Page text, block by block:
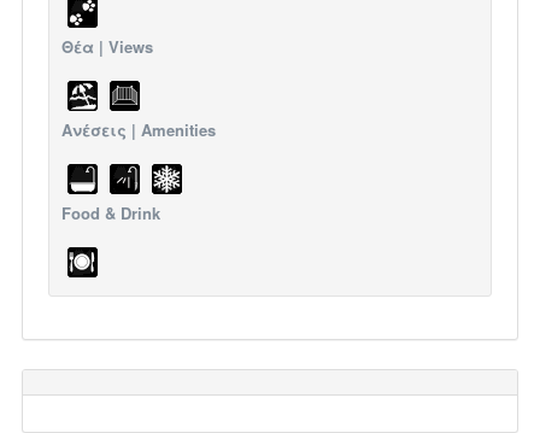
Θέα | Views
Ανέσεις | Amenities
Food & Drink